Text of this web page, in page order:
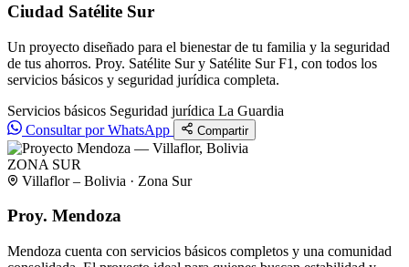
Ciudad Satélite Sur
Un proyecto diseñado para el bienestar de tu familia y la seguridad
de tus ahorros. Proy. Satélite Sur y Satélite Sur F1, con todos los
servicios básicos y seguridad jurídica completa.
Servicios básicos Seguridad jurídica La Guardia
Consultar por WhatsApp
Compartir
ZONA SUR
Villaflor – Bolivia · Zona Sur
Proy. Mendoza
Mendoza cuenta con servicios básicos completos y una comunidad